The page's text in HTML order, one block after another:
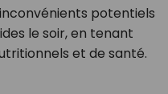
potentiels
le soir, en tenant
et de santé.